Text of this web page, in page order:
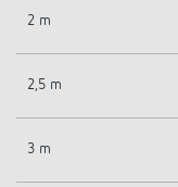
2 m
2,5 m
3 m